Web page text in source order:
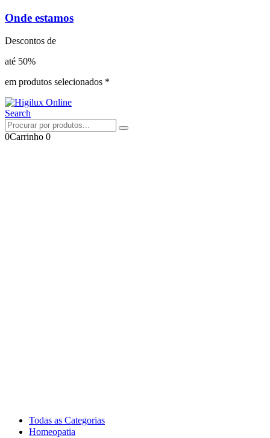
Onde estamos
Descontos de
até 50%
em produtos selecionados *
Search
0Carrinho 0
Todas as Categorias
Homeopatia